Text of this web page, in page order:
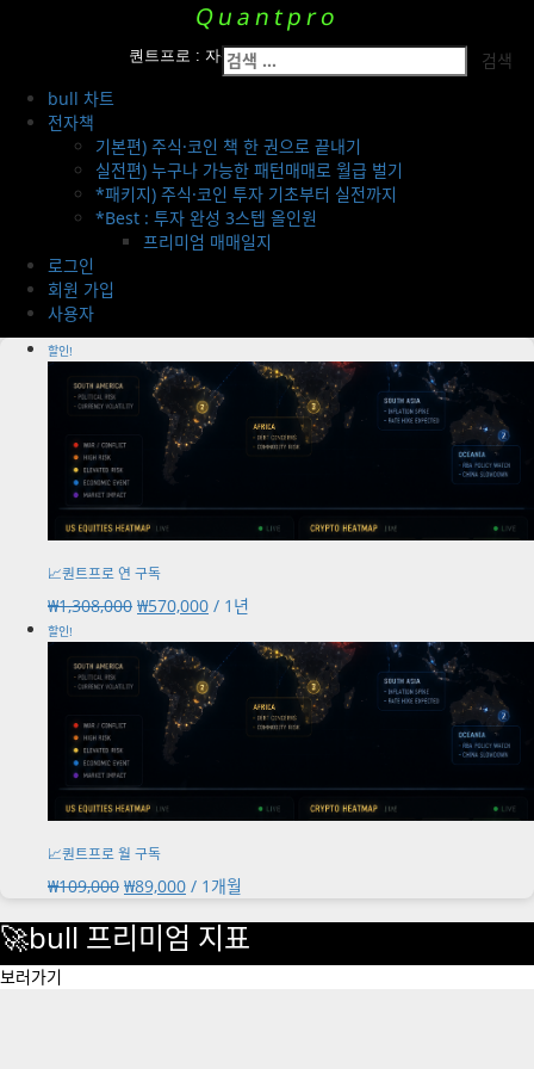
Quantpro
퀀트프로 : 자산운용팀의 투자 전략 공개
bull 차트
전자책
기본편) 주식·코인 책 한 권으로 끝내기
실전편) 누구나 가능한 패턴매매로 월급 벌기
*패키지) 주식·코인 투자 기초부터 실전까지
*Best : 투자 완성 3스텝 올인원
프리미엄 매매일지
로그인
회원 가입
사용자
검
색:
할인!
📈퀀트프로 연 구독
₩1,308,000 원
가
격:
₩1,308,000.
₩570,000현
격:
₩570,000.
/ 1년
할인!
📈퀀트프로 월 구독
₩109,000 원
가
격:
₩89,000현
가
격:
/ 1개월
🚀bull 프리미엄 지표
보러가기